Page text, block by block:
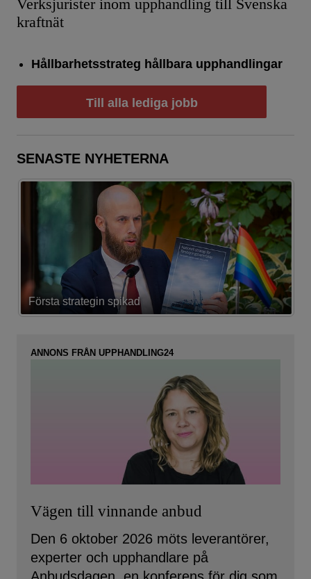
Verksjurister inom upphandling till Svenska
kraftnät
Hållbarhetsstrateg hållbara upphandlingar
Till alla lediga jobb
SENASTE NYHETERNA
Första strategin spikad
ANNONS FRÅN UPPHANDLING24
Vägen till vinnande anbud
Den 6 oktober 2026 möts leverantörer,
experter och upphandlare på